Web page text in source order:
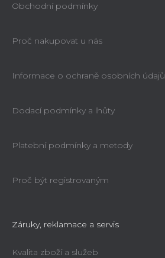
Obchodní podmínky
Proč nakupovat u nás
Informace o ochraně osobních údajů
Dodací podmínky a lhůty
Platební podmínky a metody
Proč být registrovaným
Záruky, reklamace a servis
Kvalita zboží a služeb